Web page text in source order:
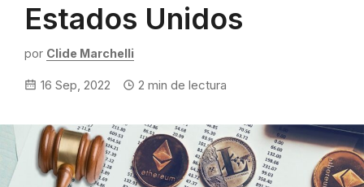
Estados Unidos
por Clide Marchelli
16 Sep, 2022 2 min de lectura